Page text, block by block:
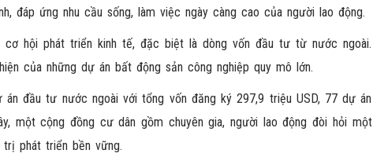
đáp ứng nhu cầu sống, làm việc ngày càng cao của người lao động.
hội phát triển kinh tế, đặc biệt là dòng vốn đầu tư từ nước ngoài.
của những dự án bất động sản công nghiệp quy mô lớn.
đầu tư nước ngoài với tổng vốn đăng ký 297,9 triệu USD, 77 dự án
một cộng đồng cư dân gồm chuyên gia, người lao động đòi hỏi một
phát triển bền vững.